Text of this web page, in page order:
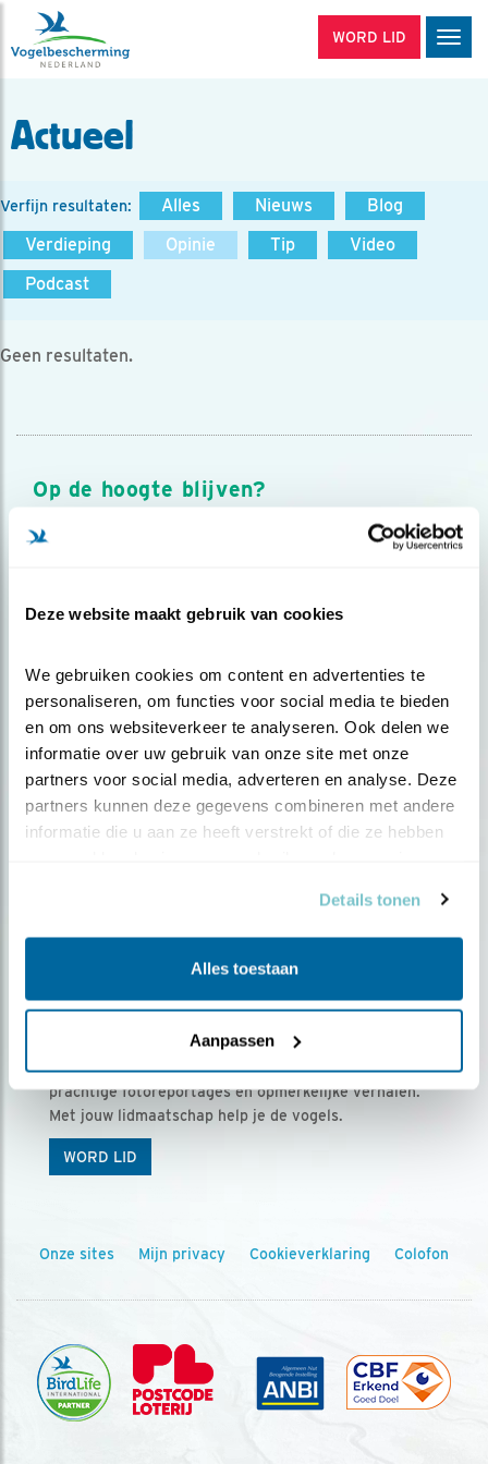
Deze website maakt gebruik van cookies
We gebruiken cookies om content en advertenties te
personaliseren, om functies voor social media te bieden
en om ons websiteverkeer te analyseren. Ook delen we
informatie over uw gebruik van onze site met onze
partners voor social media, adverteren en analyse. Deze
partners kunnen deze gegevens combineren met andere
informatie die u aan ze heeft verstrekt of die ze hebben
Details tonen
Alles toestaan
Aanpassen
WORD LID
Actueel
Verfijn resultaten: Alles Nieuws
Blog
Verdieping
Opinie Tip
Video
Podcast
Geen resultaten.
Op de hoogte blijven?
Meld je aan en ontvang nieuws, inspiratie, acties en tips
over vogels en activiteiten van Vogelbescherming.
Ontvang 5 x Vogels voor € 36,00 per jaar
Vogels is het tijdschrift voor onze leden, met
prachtige fotoreportages en opmerkelijke verhalen.
Met jouw lidmaatschap help je de vogels.
WORD LID
Onze sites Mijn privacy Cookieverklaring Colofon